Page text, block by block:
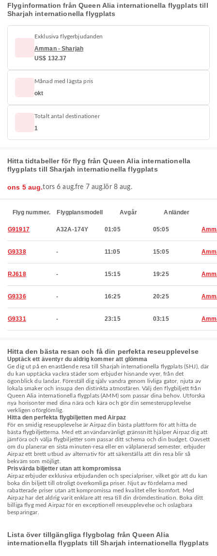
Flyginformation från Queen Alia internationella flygplats till
Sharjah internationella flygplats
Exklusiva flygerbjudanden
Amman - Sharjah
US$ 132.37
Månad med lägsta pris
okt
Totalt antal destinationer
1
Hitta tidtabeller för flyg från Queen Alia internationella
flygplats till Sharjah internationella flygplats
ons 5 aug.tors 6 aug.fre 7 aug. lör 8 aug.
Flyg nummer. Flygplansmodell Avgår Anländer
G91917 A32A-174Y 01:05 05:05
G9338 - 11:05 15:05
RJ618 - 15:15 19:25
G9336 - 16:25 20:25
G9331 - 23:15 03:15
Hitta den bästa resan och få din perfekta reseupplevelse
Upptäck ett äventyr du aldrig kommer att glömma
Ge dig ut på en enastående resa till Sharjah internationella flygplats (SHJ), där
du kan upptäcka vackra städer som erbjuder hisnande vyer, från det
ögonblick du landar. Föreställ dig själv vandra genom livliga gator, njuta av
lokala smaker och insupa den distinkta atmosfären. Välj den flygbiljett från
Queen Alia internationella flygplats (AMM) som passar dina behov. Utforska
nya horisonter med dina nära och kära och gör din semesterupplevelse
verkligen oförglömlig.
Hitta den perfekta flygbiljetten med Airpaz
För en smidig reseupplevelse är Airpaz din bästa plattform för att hitta de
bästa flygbiljetterna. Med ett användarvänligt gränssnitt hjälper Airpaz dig att
jämföra och välja flygbiljetter som passar ditt schema och din budget. Oavsett
om du planerar en sista minuten-resa eller en välplanerad semester, erbjuder
Airpaz ett brett utbud av alternativ för att säkerställa att din resa blir så
bekväm som möjligt.
Prisvärda biljetter utan att kompromissa
Airpaz erbjuder exklusiva erbjudanden och specialpriser, vilket gör att du kan
boka din biljett till otroligt överkomliga priser. Njut av fördelarna med
rabatterade priser utan att kompromissa med kvalitet eller komfort. Med
Airpaz har det aldrig varit enklare att resa till din drömdestination. Boka ditt
billiga flyg med Airpaz för en exceptionell reseupplevelse och oslagbara
besparingar.
Lista över tillgängliga flygbolag från Queen Alia
internationella flygplats till Sharjah internationella flygplats